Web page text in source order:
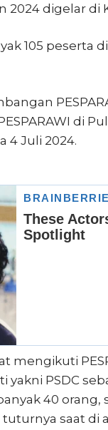
digelar di
105
di
4 Juli 2024.
mengikuti
PSDC
40 orang,
tuturnya saat